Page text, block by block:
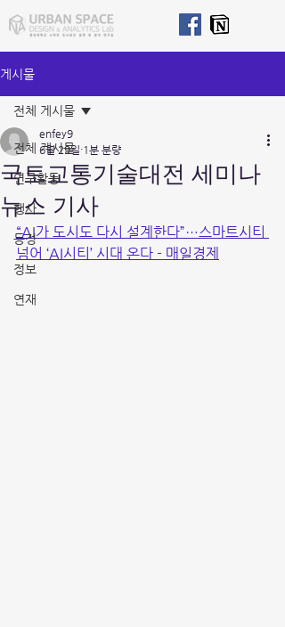
게시물
전체 게시물
연구활동
행사
동정
정보
연재
전체 게시물
국토교통기술대전 세미나
뉴스 기사
enfey9
6월 29일 1분 분량
“AI가 도시도 다시 설계한다”…스마트시티
넘어 ‘AI시티’ 시대 온다 - 매일경제